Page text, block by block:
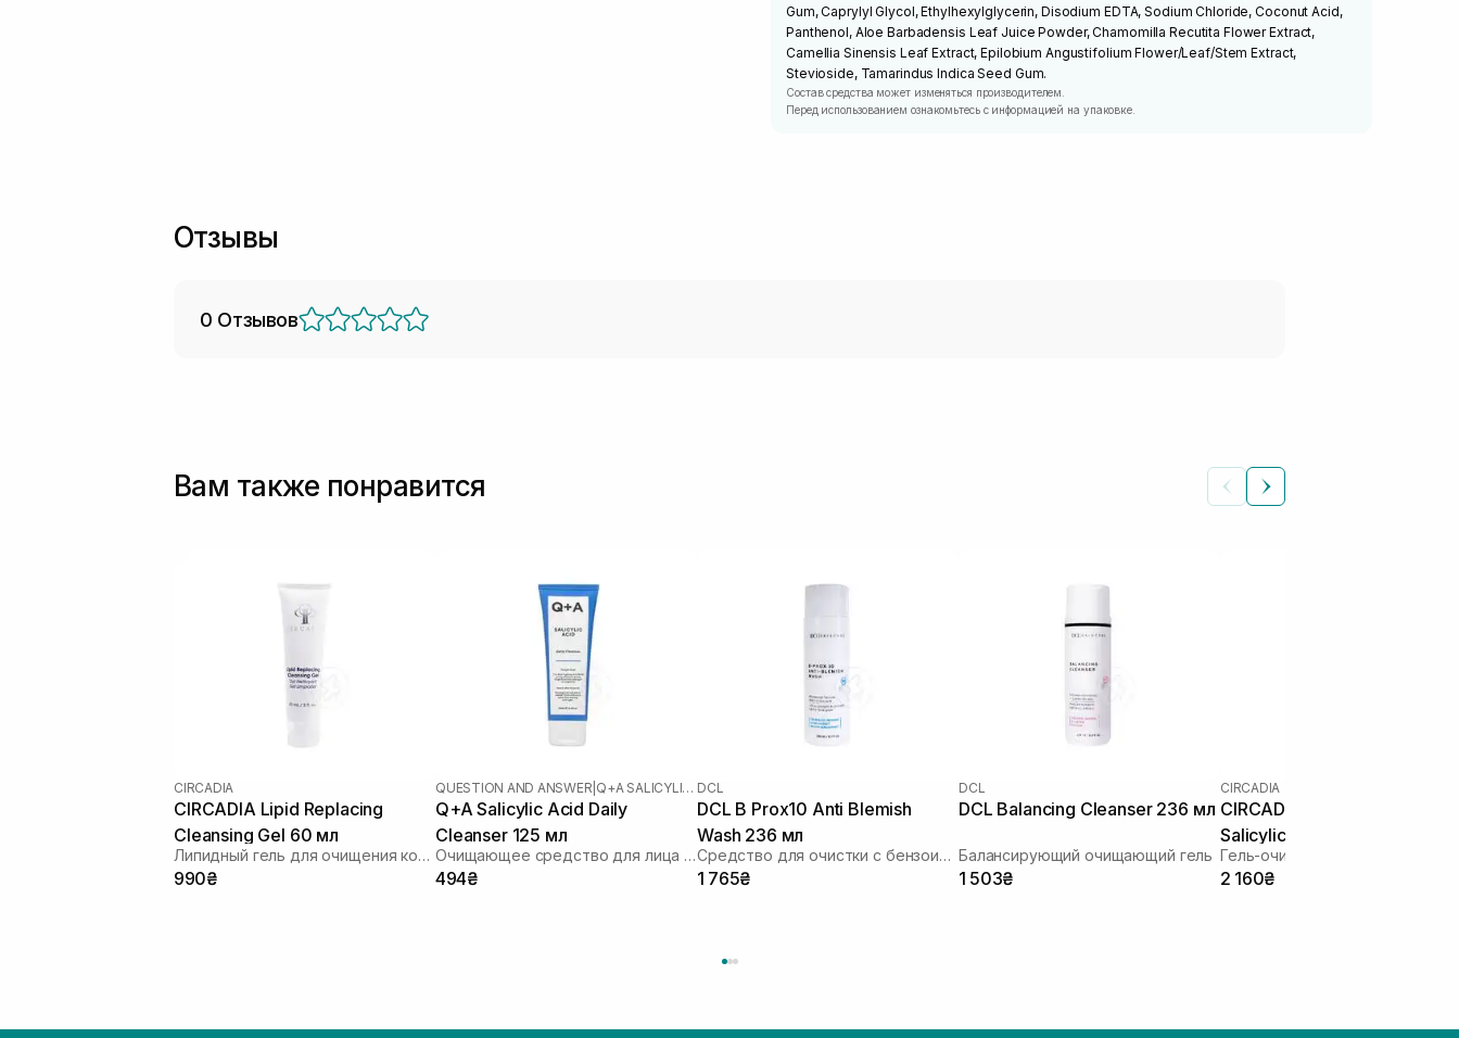
Gum, Caprylyl Glycol, Ethylhexylglycerin, Disodium EDTA, Sodium Chloride, Coconut Acid,
Panthenol, Aloe Barbadensis Leaf Juice Powder, Chamomilla Recutita Flower Extract,
Camellia Sinensis Leaf Extract, Epilobium Angustifolium Flower/Leaf/Stem Extract,
Stevioside, Tamarindus Indica Seed Gum.
Состав средства может изменяться производителем.
Перед использованием ознакомьтесь с информацией на упаковке.
Отзывы
0 Отзывов
Вам также понравится
CIRCADIA
CIRCADIA Lipid Replacing
Cleansing Gel 60 мл
Липидный гель для очищения кожи
990₴
QUESTION AND ANSWER Q+A SALICYLIC ACID
Q+A Salicylic Acid Daily
Cleanser 125 мл
Очищающее средство для лица с салициловой кислотой
494₴
DCL
DCL B Prox10 Anti Blemish
Wash 236 мл
Средство для очистки с бензоил пероксидом
1 765₴
DCL
DCL Balancing Cleanser 236 мл
Балансирующий очищающий гель
1 503₴
CIRCADIA
CIRCADIA Cleansing Gel with
Salicylic Acid 198 мл
2 160₴